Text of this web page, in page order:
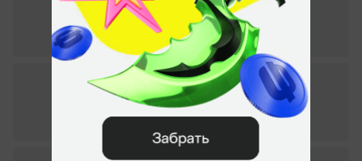
Team Brasil 1 Thunder Awaken
СТАТИСТИКА МАТЧА
Realms Collide: The Burning Darkness. 24.11.2020
Team Brasil 0 – Quincy Crew
Realms Collide: The Burning Darkness. 20.11.2020